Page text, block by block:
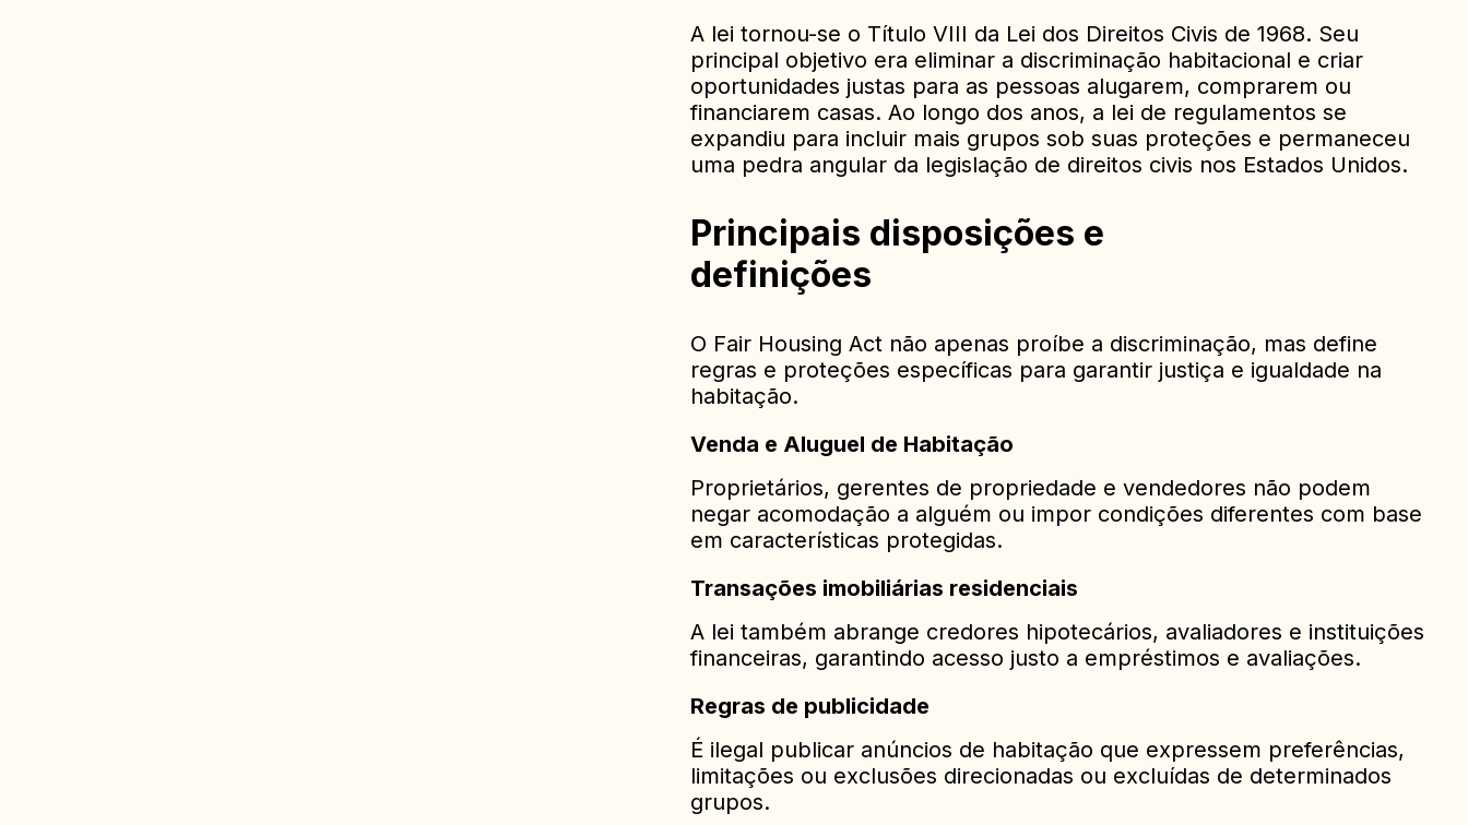
A lei tornou-se o Título VIII da Lei dos Direitos Civis de 1968. Seu
principal objetivo era eliminar a discriminação habitacional e criar
oportunidades justas para as pessoas alugarem, comprarem ou
financiarem casas. Ao longo dos anos, a lei de regulamentos se
expandiu para incluir mais grupos sob suas proteções e permaneceu
uma pedra angular da legislação de direitos civis nos Estados Unidos.
Principais disposições e
definições
O Fair Housing Act não apenas proíbe a discriminação, mas define
regras e proteções específicas para garantir justiça e igualdade na
habitação.
Venda e Aluguel de Habitação
Proprietários, gerentes de propriedade e vendedores não podem
negar acomodação a alguém ou impor condições diferentes com base
em características protegidas.
Transações imobiliárias residenciais
A lei também abrange credores hipotecários, avaliadores e instituições
financeiras, garantindo acesso justo a empréstimos e avaliações.
Regras de publicidade
É ilegal publicar anúncios de habitação que expressem preferências,
limitações ou exclusões direcionadas ou excluídas de determinados
grupos.